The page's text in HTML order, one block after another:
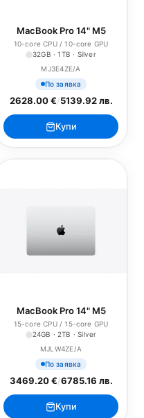
MacBook Pro 14" M5
10-core CPU / 10-core GPU
32GB · 1TB · Silver
MJ3E4ZE/A
По заявка
2628.00 €/5139.92 лв.
Купи
MacBook Pro 14" M5
15-core CPU / 15-core GPU
24GB · 2TB · Silver
MJLW4ZE/A
По заявка
3469.20 €/6785.16 лв.
Купи